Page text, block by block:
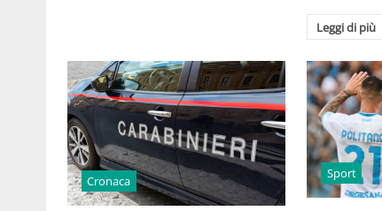
Leggi di più
Cronaca Sport